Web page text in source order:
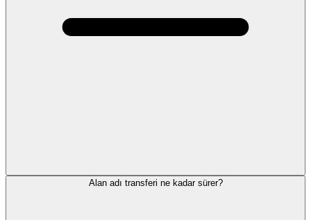
Alan adı transferi ne kadar sürer?